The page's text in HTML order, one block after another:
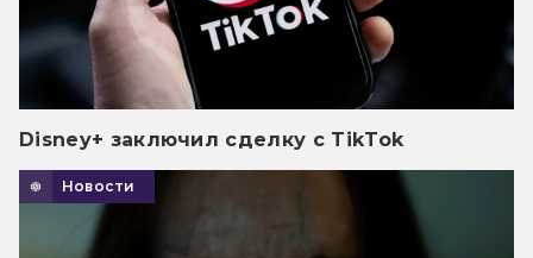
Disney+ заключил сделку с TikTok
Новости